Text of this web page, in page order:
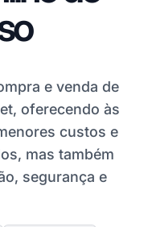
e venda de
oferecendo às
custos e
mas também
segurança e